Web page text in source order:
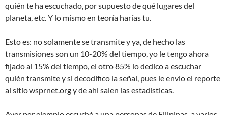
quién te ha escuchado, por supuesto de qué lugares del
planeta, etc. Y lo mismo en teoría harías tu.
Esto es: no solamente se transmite y ya, de hecho las
transmisiones son un 10-20% del tiempo, yo le tengo ahora
fijado al 15% del tiempo, el otro 85% lo dedico a escuchar
quién transmite y si decodifico la señal, pues le envio el reporte
al sitio wsprnet.org y de ahi salen las estadísticas.